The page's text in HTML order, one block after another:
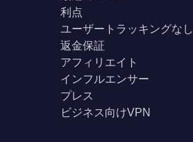
利点
ユーザートラッキングなし
返金保証
アフィリエイト
インフルエンサー
プレス
ビジネス向けVPN